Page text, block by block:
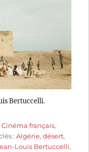
Bertuccelli.
Cinéma français,
:Algérie,désert,
Louis Bertuccelli,